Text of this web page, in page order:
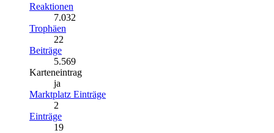
Reaktionen
7.032
Trophäen
22
Beiträge
5.569
Karteneintrag
ja
Marktplatz Einträge
2
Einträge
19